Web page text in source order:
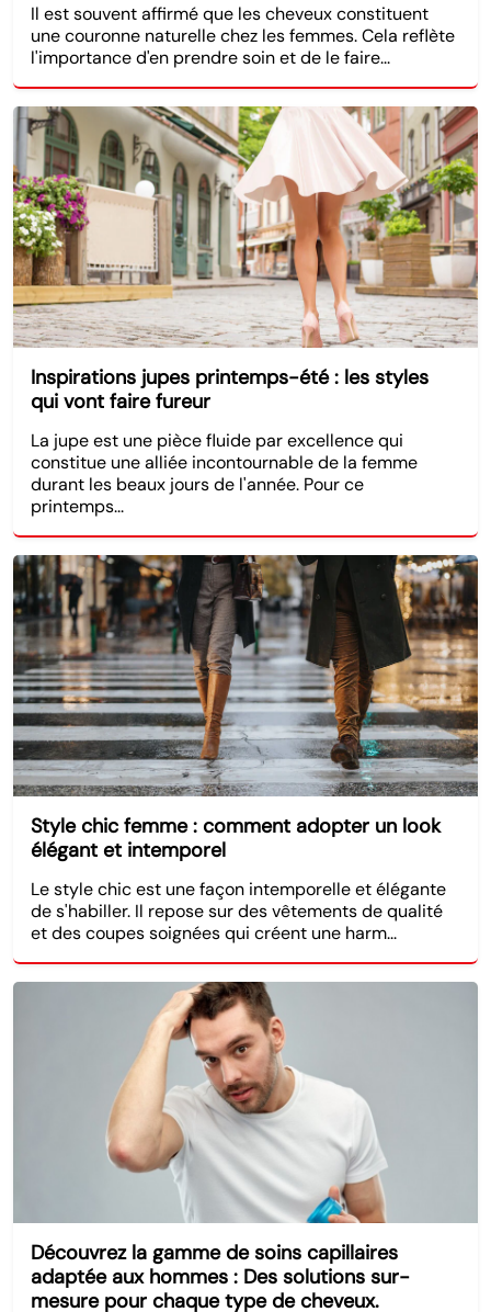
Il est souvent affirmé que les cheveux constituent
une couronne naturelle chez les femmes. Cela reflète
l'importance d'en prendre soin et de le faire...
Inspirations jupes printemps-été : les styles
qui vont faire fureur
La jupe est une pièce fluide par excellence qui
constitue une alliée incontournable de la femme
durant les beaux jours de l'année. Pour ce
printemps...
Style chic femme : comment adopter un look
élégant et intemporel
Le style chic est une façon intemporelle et élégante
de s'habiller. Il repose sur des vêtements de qualité
et des coupes soignées qui créent une harm...
Découvrez la gamme de soins capillaires
adaptée aux hommes : Des solutions sur-
mesure pour chaque type de cheveux.